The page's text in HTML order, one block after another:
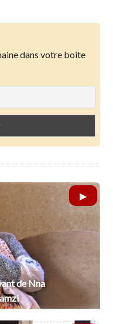
dans votre boite
de Nna